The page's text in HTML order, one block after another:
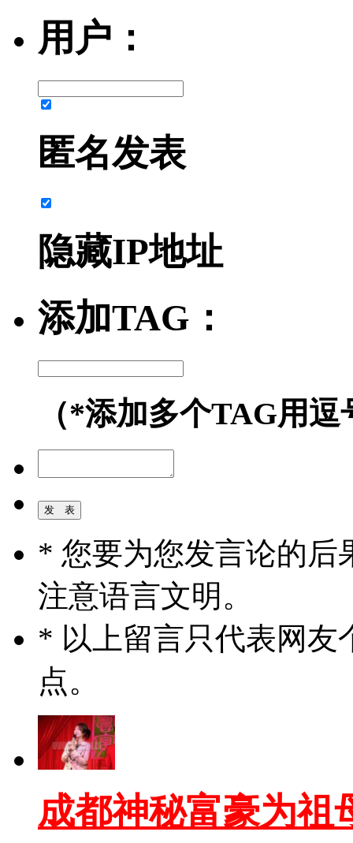
用户：
匿名发表
隐藏IP地址
添加TAG：
（*添加多个TAG用
* 您要为您发言论的后
注意语言文明。
* 以上留言只代表网友
点。
成都神秘富豪为祖